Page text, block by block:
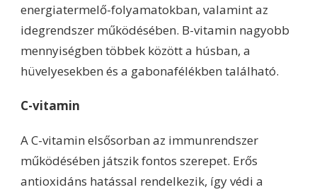
energiatermelő-folyamatokban, valamint az
idegrendszer működésében. B-vitamin nagyobb
mennyiségben többek között a húsban, a
hüvelyesekben és a gabonafélékben található.
C-vitamin
A C-vitamin elsősorban az immunrendszer
működésében játszik fontos szerepet. Erős
antioxidáns hatással rendelkezik, így védi a